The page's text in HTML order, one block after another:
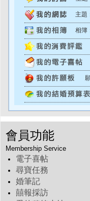
主題
相簿
會員功能
Membership Service
電子喜帖
尋寶任務
婚筆記
囍報採訪